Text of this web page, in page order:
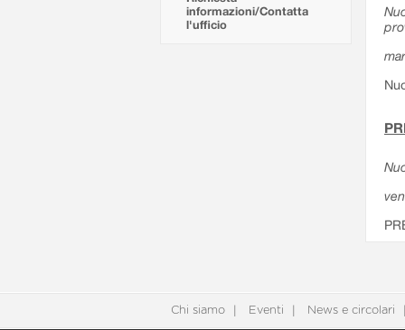
informazioni/Contatta
l'ufficio
Chi siamo Eventi News e circolari